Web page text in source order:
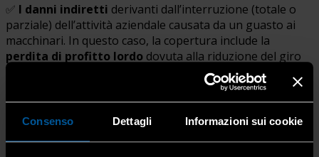
Consenso Dettagli Informazioni sui cookie
✅ I danni indiretti derivanti dall’interruzione (totale o
parziale) dell’attività aziendale causata da un guasto ai
macchinari. In questo caso, la copertura include la
perdita di profitto lordo dovuta alla riduzione del giro
In pratica,non solo proteggi i tuoi beni produttivi, ma
metti al sicuro anche i tuoi guadagniin caso di